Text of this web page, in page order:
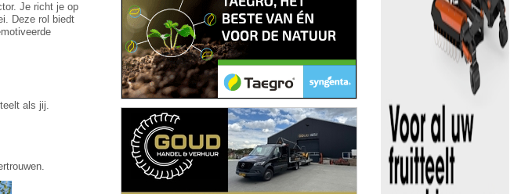
Je richt je op
Deze rol biedt
als jij.